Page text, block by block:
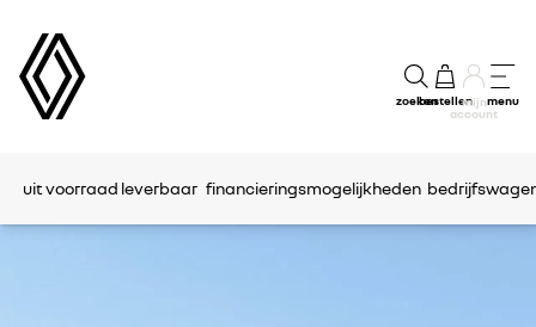
zoekenbestellenmijn
account
menu
uit voorraad leverbaar financieringsmogelijkheden